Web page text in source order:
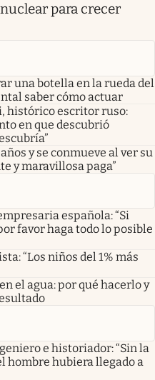
para crecer
una botella en la rueda del
saber cómo actuar
histórico escritor ruso:
en que descubrió
y se conmueve al ver su
y maravillosa paga”
española: “Si
favor haga todo lo posible
“Los niños del 1% más
el agua: por qué hacerlo y
e historiador: “Sin la
hombre hubiera llegado a